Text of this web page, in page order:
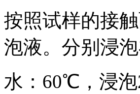
按照试样的接
泡液。分别浸
水：60℃，浸泡